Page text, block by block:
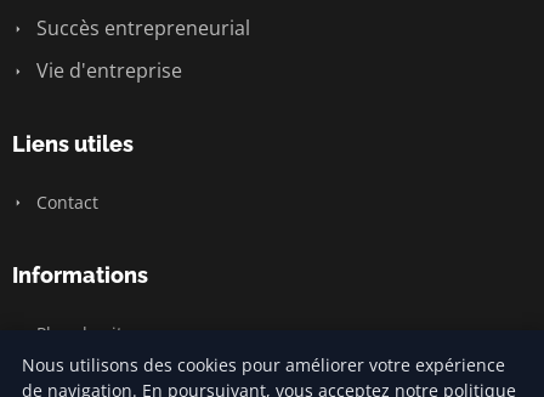
Succès entrepreneurial
Vie d'entreprise
Liens utiles
Contact
Informations
Plan du site
Nous utilisons des cookies pour améliorer votre expérience
de navigation. En poursuivant, vous acceptez notre politique